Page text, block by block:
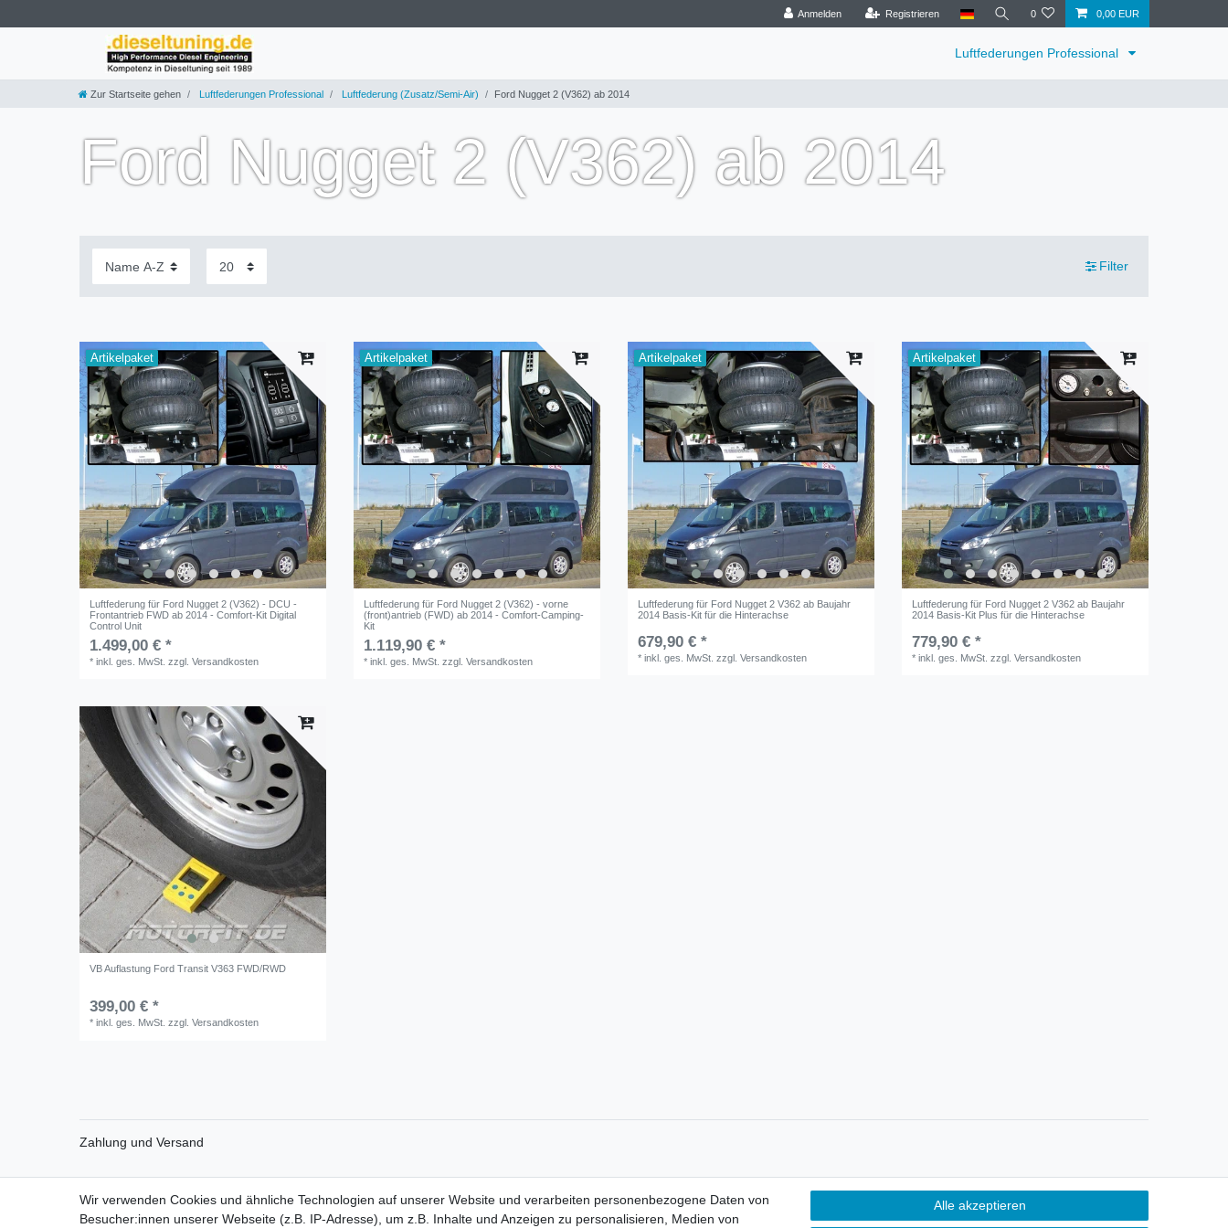
Anmelden Registrieren 0 0,00 EUR
Luftfederungen Professional
Zur Startseite gehen Luftfederungen Professional Luftfederung (Zusatz/Semi-Air) Ford Nugget 2 (V362) ab 2014
Ford Nugget 2 (V362) ab 2014
Filter
Artikelpaket
Luftfederung für Ford Nugget 2 (V362) - DCU -
Frontantrieb FWD ab 2014 - Comfort-Kit Digital
Control Unit
1.499,00 € *
*inkl. ges. MwSt. zzgl.Versandkosten
Artikelpaket
Luftfederung für Ford Nugget 2 (V362) - vorne
(front)antrieb (FWD) ab 2014 - Comfort-Camping-
Kit
1.119,90 € *
*inkl. ges. MwSt. zzgl.Versandkosten
Artikelpaket
Luftfederung für Ford Nugget 2 V362 ab Baujahr
2014 Basis-Kit für die Hinterachse
679,90 € *
*inkl. ges. MwSt. zzgl.Versandkosten
Artikelpaket
Luftfederung für Ford Nugget 2 V362 ab Baujahr
2014 Basis-Kit Plus für die Hinterachse
779,90 € *
*inkl. ges. MwSt. zzgl.Versandkosten
VB Auflastung Ford Transit V363 FWD/RWD
399,00 € *
*inkl. ges. MwSt. zzgl.Versandkosten
Zahlung und Versand
Impressum Daten­schutz­erklärung AGB Barrierefreiheitserklärung Widerrufs­recht Kontakt
Wir verwenden Cookies und ähnliche Technologien auf unserer Website und verarbeiten personenbezogene Daten von
Besucher:innen unserer Webseite (z.B. IP-Adresse), um z.B. Inhalte und Anzeigen zu personalisieren, Medien von
Alle akzeptieren